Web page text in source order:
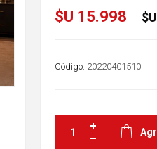
$U 15.998
Código: 20220401510